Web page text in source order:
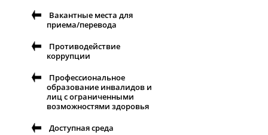
Вакантные места для
приема/перевода
Противодействие
коррупции
Профессиональное
образование инвалидов и
лиц с ограниченными
возможностями здоровья
Доступная среда